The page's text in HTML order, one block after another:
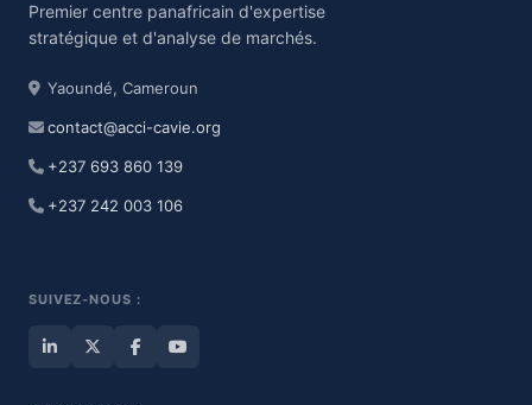
Premier centre panafricain d'expertise
stratégique et d'analyse de marchés.
Yaoundé, Cameroun
contact@acci-cavie.org
+237 693 860 139
+237 242 003 106
SUIVEZ-NOUS :